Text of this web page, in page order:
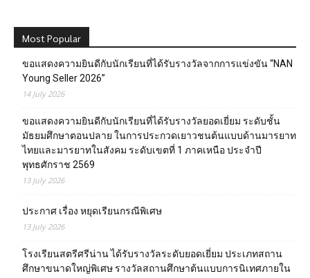
Most Popular
ขอแสดงความยินดีกับนักเรียนที่ได้รับรางวัลจากการแข่งขัน “NAN
Young Seller 2026”
14 July 2026
ขอแสดงความยินดีกับนักเรียนที่ได้รับรางวัลยอดเยี่ยม ระดับชั้น
มัธยมศึกษาตอนปลาย ในการประกวดเยาวชนต้นแบบด้านมารยาท
ไทยและมารยาทในสังคม ระดับเขตที่ 1 ภาคเหนือ ประจำปี
พุทธศักราช 2569
13 July 2026
ประกาศ เรื่อง หยุดเรียนกรณีพิเศษ
13 July 2026
โรงเรียนสตรีศรีน่าน ได้รับรางวัลระดับยอดเยี่ยม ประเภทสถาน
ศึกษาขนาดใหญ่พิเศษ รางวัลสถานศึกษาต้นแบบการนิเทศภายใน